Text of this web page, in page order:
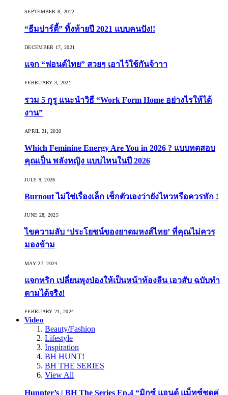
SEPTEMBER 8, 2022
“ธีมปาร์ตี้” ทิ้งท้ายปี 2021 แบบคนปัง!!
DECEMBER 17, 2021
แจก “ฟอนต์ไทย” สวยๆ เอาไว้ใช้กันจ้าาา
FEBRUARY 3, 2021
รวม 5 กูรู แนะนำวิธี “Work Form Home อย่างไรให้ได้
งาน”
APRIL 21, 2020
Which Feminine Energy Are You in 2026 ? แบบทดสอบ
คุณเป็น พลังหญิง แบบไหนในปี 2026
JULY 9, 2026
Burnout ไม่ใช่เรื่องเล็ก เช็กตัวเองว่ายังไหวหรือควรพัก !
JUNE 28, 2025
ไขความลับ ‘ประโยชน์ของยาดมหงส์ไทย’ ที่คุณไม่ควร
มองข้าม
MAY 27, 2024
แจกทริก เปลี่ยนพุงป่องให้เป็นหน้าท้องลีน เอวสับ ฉบับทำ
ตามได้จริง!
FEBRUARY 21, 2024
Video
Beauty/Fashion
Lifestyle
Inspiration
BH HUNT!
BH THE SERIES
View All
Hunnter’s | BH The Series Ep.4 “มิกซ์ แอนด์ แม็ทซ์ชุดคู่